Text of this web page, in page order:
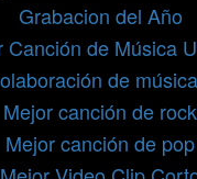
Grabacion del Año
Canción de Música
de
Mejor canción de rock
Mejor canción de pop